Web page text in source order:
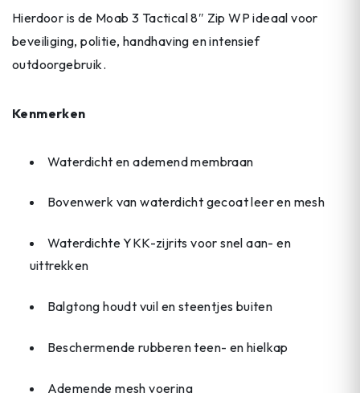
Hierdoor is de Moab 3 Tactical 8″ Zip WP ideaal voor
beveiliging, politie, handhaving en intensief
outdoorgebruik.
Kenmerken
Waterdicht en ademend membraan
Bovenwerk van waterdicht gecoat leer en mesh
Waterdichte YKK-zijrits voor snel aan- en
uittrekken
Balgtong houdt vuil en steentjes buiten
Beschermende rubberen teen- en hielkap
Ademende mesh voering